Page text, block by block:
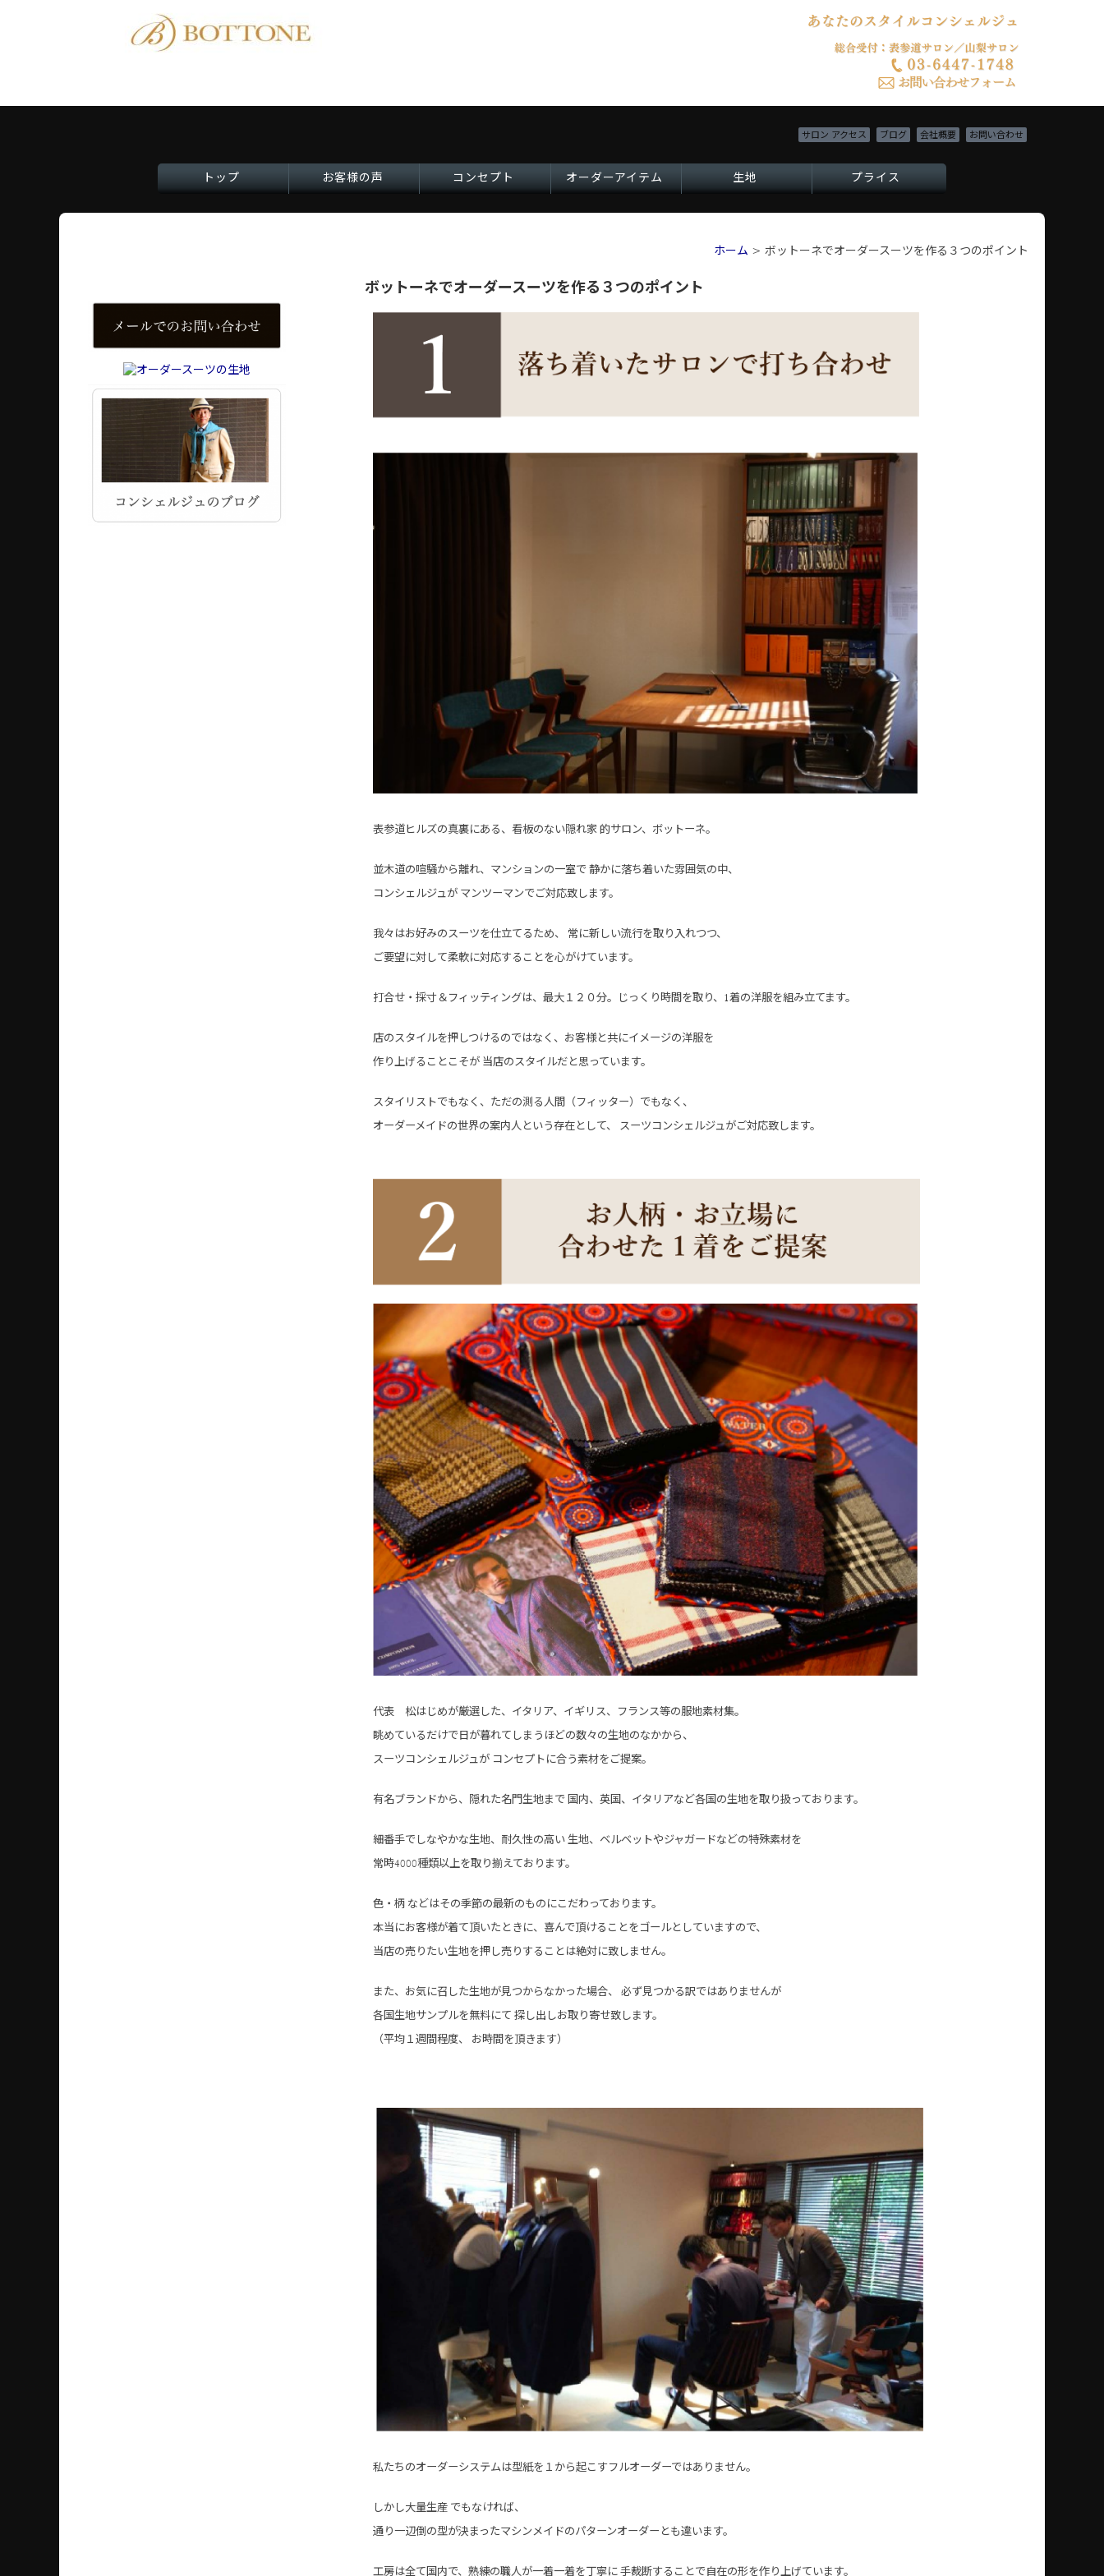
サロン アクセス ブログ 会社概要 お問い合わせ
トップ お客様の声 コンセプト オーダーアイテム 生地 プライス
ホーム > ボットーネでオーダースーツを作る３つのポイント
ボットーネでオーダースーツを作る３つのポイント
表参道ヒルズの真裏にある、 看板のない隠れ家 的サロン、ボットーネ。
並木道の喧騒から離れ、マンションの一室で 静かに落ち着いた雰囲気の中、
コンシェルジュが マンツーマンでご対応致します。
我々はお好みのスーツを仕立てるため、 常に新しい流行を取り入れつつ、
ご要望に対して柔軟に対応することを心がけています。
打合せ・採寸＆フィッティングは、 最大１２０分。 じっくり時間を取り、1着の洋服を組み立てます。
店のスタイルを押しつけるのではなく、 お客様と共にイメージの洋服を
作り上げることこそが 当店のスタイルだと思っています。
スタイリストでもなく、 ただの測る人間（フィッター）でもなく、
オーダーメイドの世界の案内人という存在として、 スーツコンシェルジュがご対応致します。
代表 松はじめが厳選した、イタリア、イギリス、フランス等の服地素材集。
眺めているだけで日が暮れてしまうほどの数々の生地のなかから、
スーツコンシェルジュが コンセプトに合う素材をご提案。
有名ブランドから、隠れた名門生地まで 国内、英国、イタリアなど各国の生地を取り扱っております。
細番手でしなやかな生地、耐久性の高い 生地、 ベルベットやジャガードなどの特殊素材を
常時4000種類以上を取り揃えております。
色・柄 などはその季節の最新のものにこだわっております。
本当にお客様が着て頂いたときに、 喜んで頂けることをゴールとしていますので、
当店の売りたい生地を押し売りすることは絶対に致しません。
また、お気に召した生地が見つからなかった場合、 必ず見つかる訳ではありませんが
各国生地サンプルを無料にて 探し出しお取り寄せ致します。
（平均１週間程度、 お時間を頂きます）
私たちのオーダーシステムは型紙を１から起こすフルオーダーではありません。
しかし大量生産 でもなければ、
通り一辺倒の型が決まったマシンメイドのパターンオーダーとも違います。
工房は全て国内で、熟練の職人が一着一着を丁寧に 手裁断することで自在の形を作り上げています。